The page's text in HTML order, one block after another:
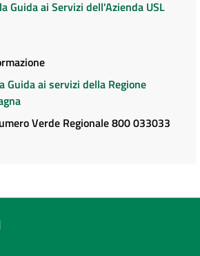
Guida ai Servizi dell'Azienda USL
Guida ai servizi della Regione
Verde Regionale 800 033033